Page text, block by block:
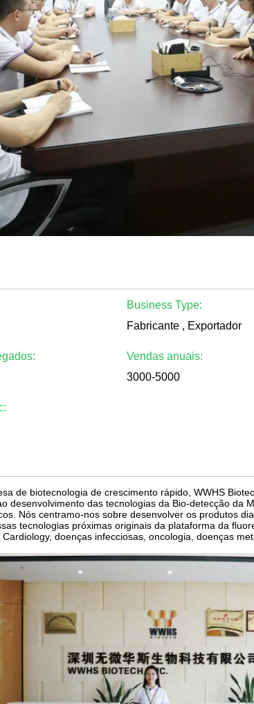
Business Type:
Fabricante , Exportador
Vendas anuais:
3000-5000
de biotecnologia de crescimento rápido, WWHS
desenvolvimento das tecnologias da Bio-detecção da
Nós centramo-nos sobre desenvolver os produtos
tecnologias próximas originais da plataforma da
doenças infecciosas, oncologia, doenças